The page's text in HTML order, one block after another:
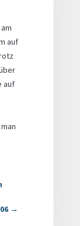
auf
auf
→